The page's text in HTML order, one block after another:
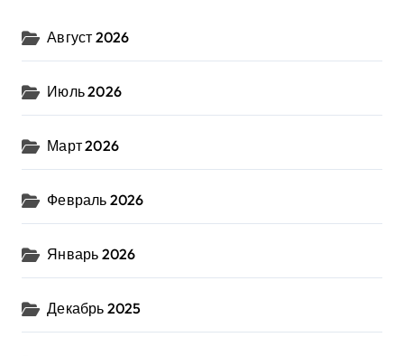
Август 2026
Июль 2026
Март 2026
Февраль 2026
Январь 2026
Декабрь 2025